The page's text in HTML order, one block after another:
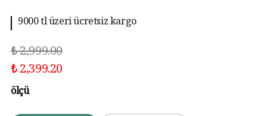
9000 tl üzeri ücretsiz kargo
₺ 2,999.00
₺ 2,399.20
ölçü